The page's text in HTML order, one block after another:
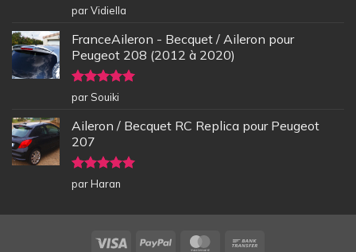
Note5sur
5
par Vidiella
FranceAileron - Becquet / Aileron pour
Peugeot 208 (2012 à 2020)
Note5sur
5
par Souiki
Aileron / Becquet RC Replica pour Peugeot
207
Note5sur
5
par Haran
Visa PayPal MasterCard